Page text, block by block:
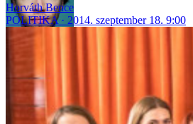
Horváth Bence
POLITIKA
2014. szeptember 18. 9:00